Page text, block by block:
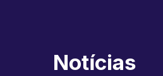
Notícias